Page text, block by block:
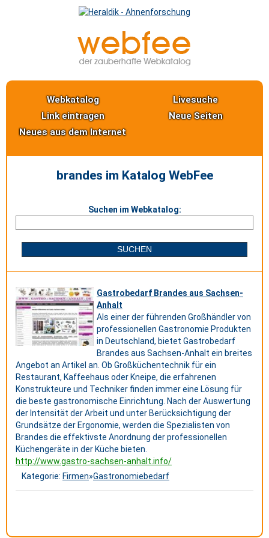
Webkatalog
Livesuche
Link eintragen
Neue Seiten
Neues aus dem Internet
brandes im Katalog WebFee
Suchen im Webkatalog:
Gastrobedarf Brandes aus Sachsen-
Anhalt
Als einer der führenden Großhändler von
professionellen Gastronomie Produkten
in Deutschland, bietet Gastrobedarf
Brandes aus Sachsen-Anhalt ein breites
Angebot an Artikel an. Ob Großküchentechnik für ein
Restaurant, Kaffeehaus oder Kneipe, die erfahrenen
Konstrukteure und Techniker finden immer eine Lösung für
die beste gastronomische Einrichtung. Nach der Auswertung
der Intensität der Arbeit und unter Berücksichtigung der
Grundsätze der Ergonomie, werden die Spezialisten von
Brandes die effektivste Anordnung der professionellen
Küchengeräte in der Küche bieten.
http://www.gastro-sachsen-anhalt.info/
Kategorie: Firmen»Gastronomiebedarf